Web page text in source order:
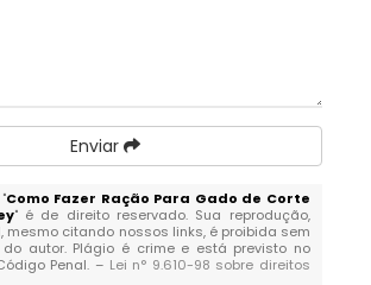
Enviar
Como Fazer Ração Para Gado de Corte
" é de direito reservado. Sua reprodução,
mesmo citando nossos links, é proibida sem
autor. Plágio é crime e está previsto no
Penal. – Lei n° 9.610-98 sobre direitos